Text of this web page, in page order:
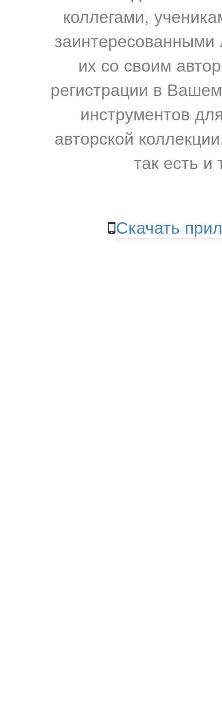
коллегами,
их со своим
регистрации в
инструментов
авторской
так есть и
Скачать